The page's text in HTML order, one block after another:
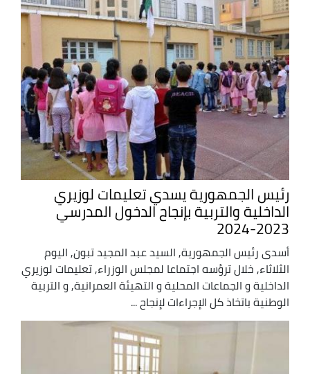
رئيس الجمهورية يسدي تعليمات لوزيري
الداخلية والتربية بإنجاح الدخول المدرسي
2023-2024
أسدى رئيس الجمهورية, السيد عبد المجيد تبون, اليوم
الثلاثاء, خلال ترؤسه اجتماعا لمجلس الوزراء, تعليمات لوزيري
الداخلية و الجماعات المحلية و التهيئة العمرانية, و التربية
الوطنية باتخاذ كل الإجراءات لإنجاح ...